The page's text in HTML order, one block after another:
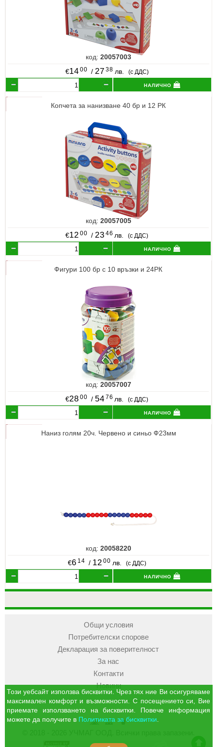
код: 20057003
€14 00 /27 38 лв. (с ДДС)
налично
Копчета за нанизване 40 бр и 12 РК
код: 20057005
€12 00 / 23 46 лв. (с ДДС)
налично
Фигури 100 бр с 10 връзки и 24РК
код: 20057007
€28 00 / 54 76 лв. (с ДДС)
налично
Наниз голям 20ч. Червено и синьо Ф23мм
код: 20058220
€6 14 / 12 00 лв. (с ДДС)
налично
Общи условия
Потребителски спорове
Декларация за поверителност
За нас
Контакти
Новини
УЧМАГКошница
Профил
Този уебсайт използва бисквитки. Чрез тях ние Ви осигуряваме
максимален комфорт и възможности. С посещението си, Вие
приемате използването на бисквитки. Повече информация
можете да получите в Политиката за бисквитки.